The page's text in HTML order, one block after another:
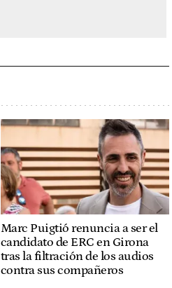
Marc Puigtió renuncia a ser el
candidato de ERC en Girona
tras la filtración de los audios
contra sus compañeros